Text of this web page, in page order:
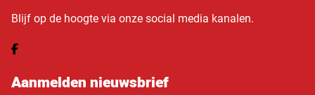
Blijf op de hoogte via onze social media kanalen.
Aanmelden nieuwsbrief